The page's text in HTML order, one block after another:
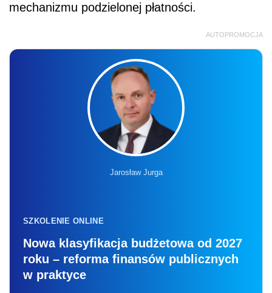
mechanizmu podzielonej płatności.
AUTOPROMOCJA
Jarosław Jurga
SZKOLENIE ONLINE
Nowa klasyfikacja budżetowa od 2027
roku – reforma finansów publicznych
w praktyce